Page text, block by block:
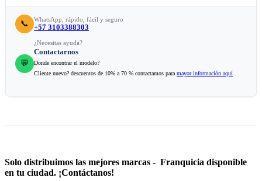
📞 WhatsApp, rápido, fácil y seguro
+57 3103388303
💬
¿Necesitas ayuda?
Contactarnos
Donde encontrar el modelo?
Cliente nuevo? descuentos de 10% a 70 % contactamos para mayor información aquí
Solo distribuimos las mejores marcas - Franquicia disponible
en tu ciudad. ¡Contáctanos!